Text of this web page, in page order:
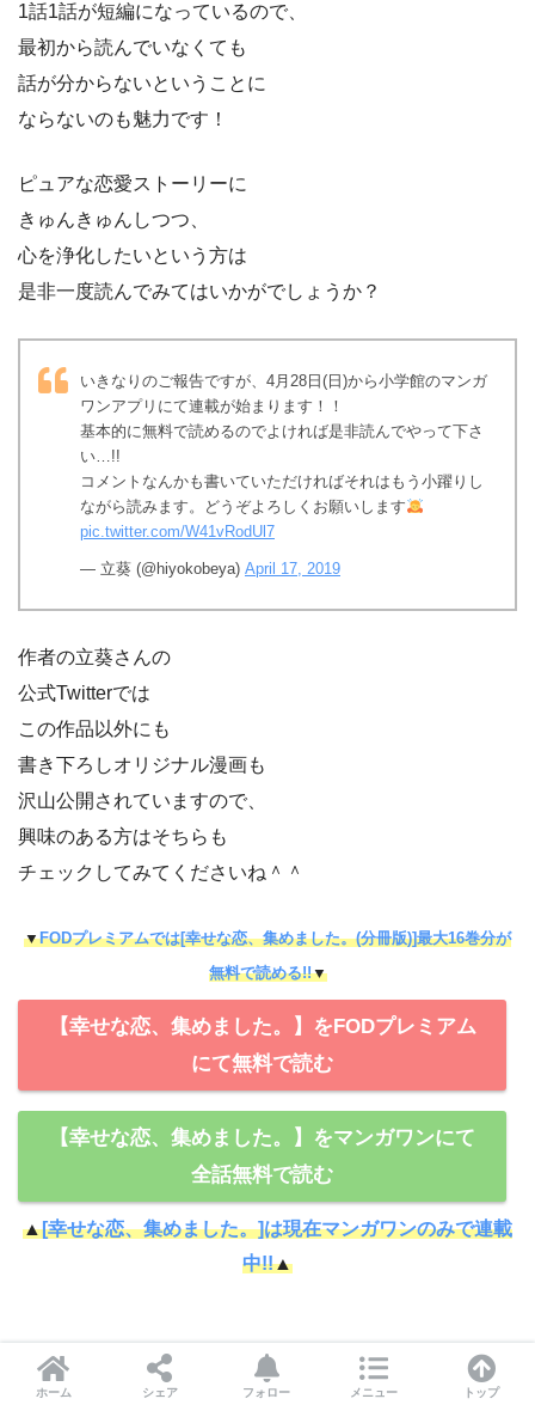
1話1話が短編になっているので、
最初から読んでいなくても
話が分からないということに
ならないのも魅力です！
ピュアな恋愛ストーリーに
きゅんきゅんしつつ、
心を浄化したいという方は
是非一度読んでみてはいかがでしょうか？
いきなりのご報告ですが、4月28日(日)から小学館のマンガ
ワンアプリにて連載が始まります！！
基本的に無料で読めるのでよければ是非読んでやって下さ
い…!!
コメントなんかも書いていただければそれはもう小躍りし
ながら読みます。どうぞよろしくお願いします
pic.twitter.com/W41vRodUl7
— 立葵 (@hiyokobeya) April 17, 2019
作者の立葵さんの
公式Twitterでは
この作品以外にも
書き下ろしオリジナル漫画も
沢山公開されていますので、
興味のある方はそちらも
チェックしてみてくださいね＾＾
▼FODプレミアムでは[幸せな恋、集めました。(分冊版)]最大16巻分が
無料で読める!!▼
【幸せな恋、集めました。】をFODプレミアム
にて無料で読む
【幸せな恋、集めました。】をマンガワンにて
全話無料で読む
▲[幸せな恋、集めました。]は現在マンガワンのみで連載
中!!▲
SHARE
ホーム シェア フォロー メニュー トップ